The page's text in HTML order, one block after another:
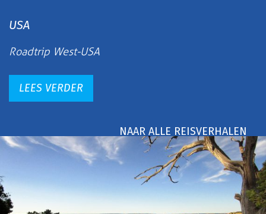
USA
Roadtrip West-USA
LEES VERDER
NAAR ALLE REISVERHALEN